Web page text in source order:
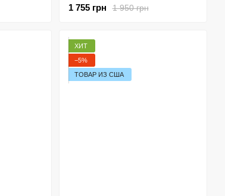
1 950 грн
1 755 грн
ХИТ
−5%
ТОВАР ИЗ США